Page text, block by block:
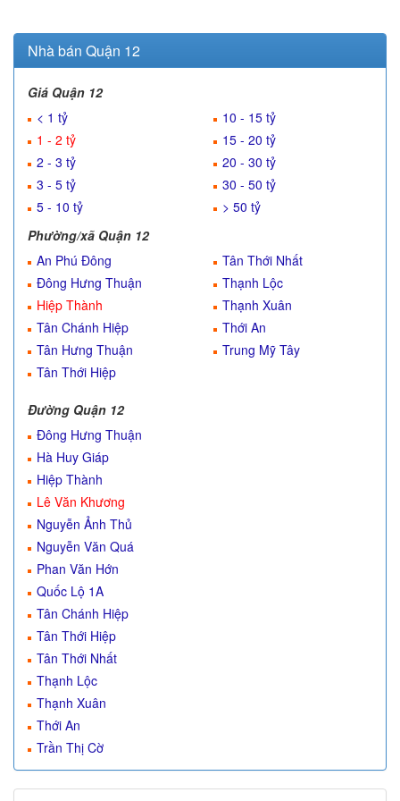
Nhà bán Quận 12
Giá Quận 12
< 1 tỷ
1 - 2 tỷ
2 - 3 tỷ
3 - 5 tỷ
5 - 10 tỷ
10 - 15 tỷ
15 - 20 tỷ
20 - 30 tỷ
30 - 50 tỷ
> 50 tỷ
Phường/xã Quận 12
An Phú Đông
Đông Hưng Thuận
Hiệp Thành
Tân Chánh Hiệp
Tân Hưng Thuận
Tân Thới Hiệp
Tân Thới Nhất
Thạnh Lộc
Thạnh Xuân
Thới An
Trung Mỹ Tây
Đường Quận 12
Đông Hưng Thuận
Hà Huy Giáp
Hiệp Thành
Lê Văn Khương
Nguyễn Ảnh Thủ
Nguyễn Văn Quá
Phan Văn Hớn
Quốc Lộ 1A
Tân Chánh Hiệp
Tân Thới Hiệp
Tân Thới Nhất
Thạnh Lộc
Thạnh Xuân
Thới An
Trần Thị Cờ